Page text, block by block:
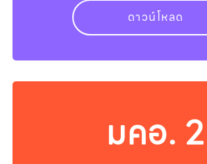
ดาวน์โหลด
มคอ. 2